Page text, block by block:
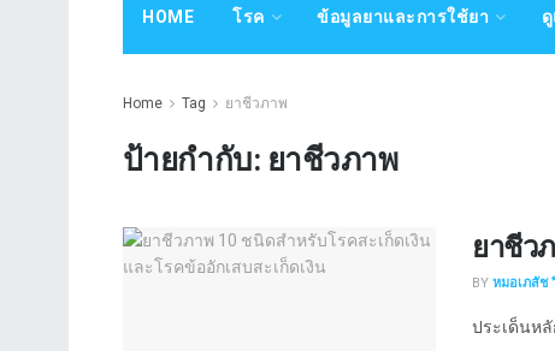
HOME โรค ข้อมูลยาและการใช้ยา
Home Tag ยาชีวภาพ
ป้ายกำกับ: ยาชีวภาพ
ยาชีว
BY หมอเภสัช
ประเด็นหลั